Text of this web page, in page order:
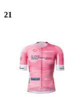
21